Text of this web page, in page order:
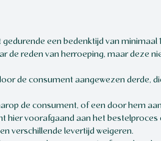
een bedenktijd van minimaal
de reden van herroeping, maar deze
de consument aangewezen derde,
de consument, of een door hem
hier voorafgaand aan het bestelproces
verschillende levertijd weigeren.